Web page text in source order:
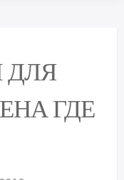
ГДЕ